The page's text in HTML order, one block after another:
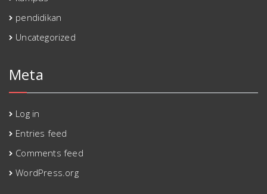
pendidikan
Uncategorized
Meta
Log in
Entries feed
Comments feed
WordPress.org